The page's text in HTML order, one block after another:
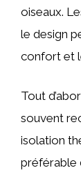
oiseaux.
le design
confort et
Tout
souvent
isolation
préférable